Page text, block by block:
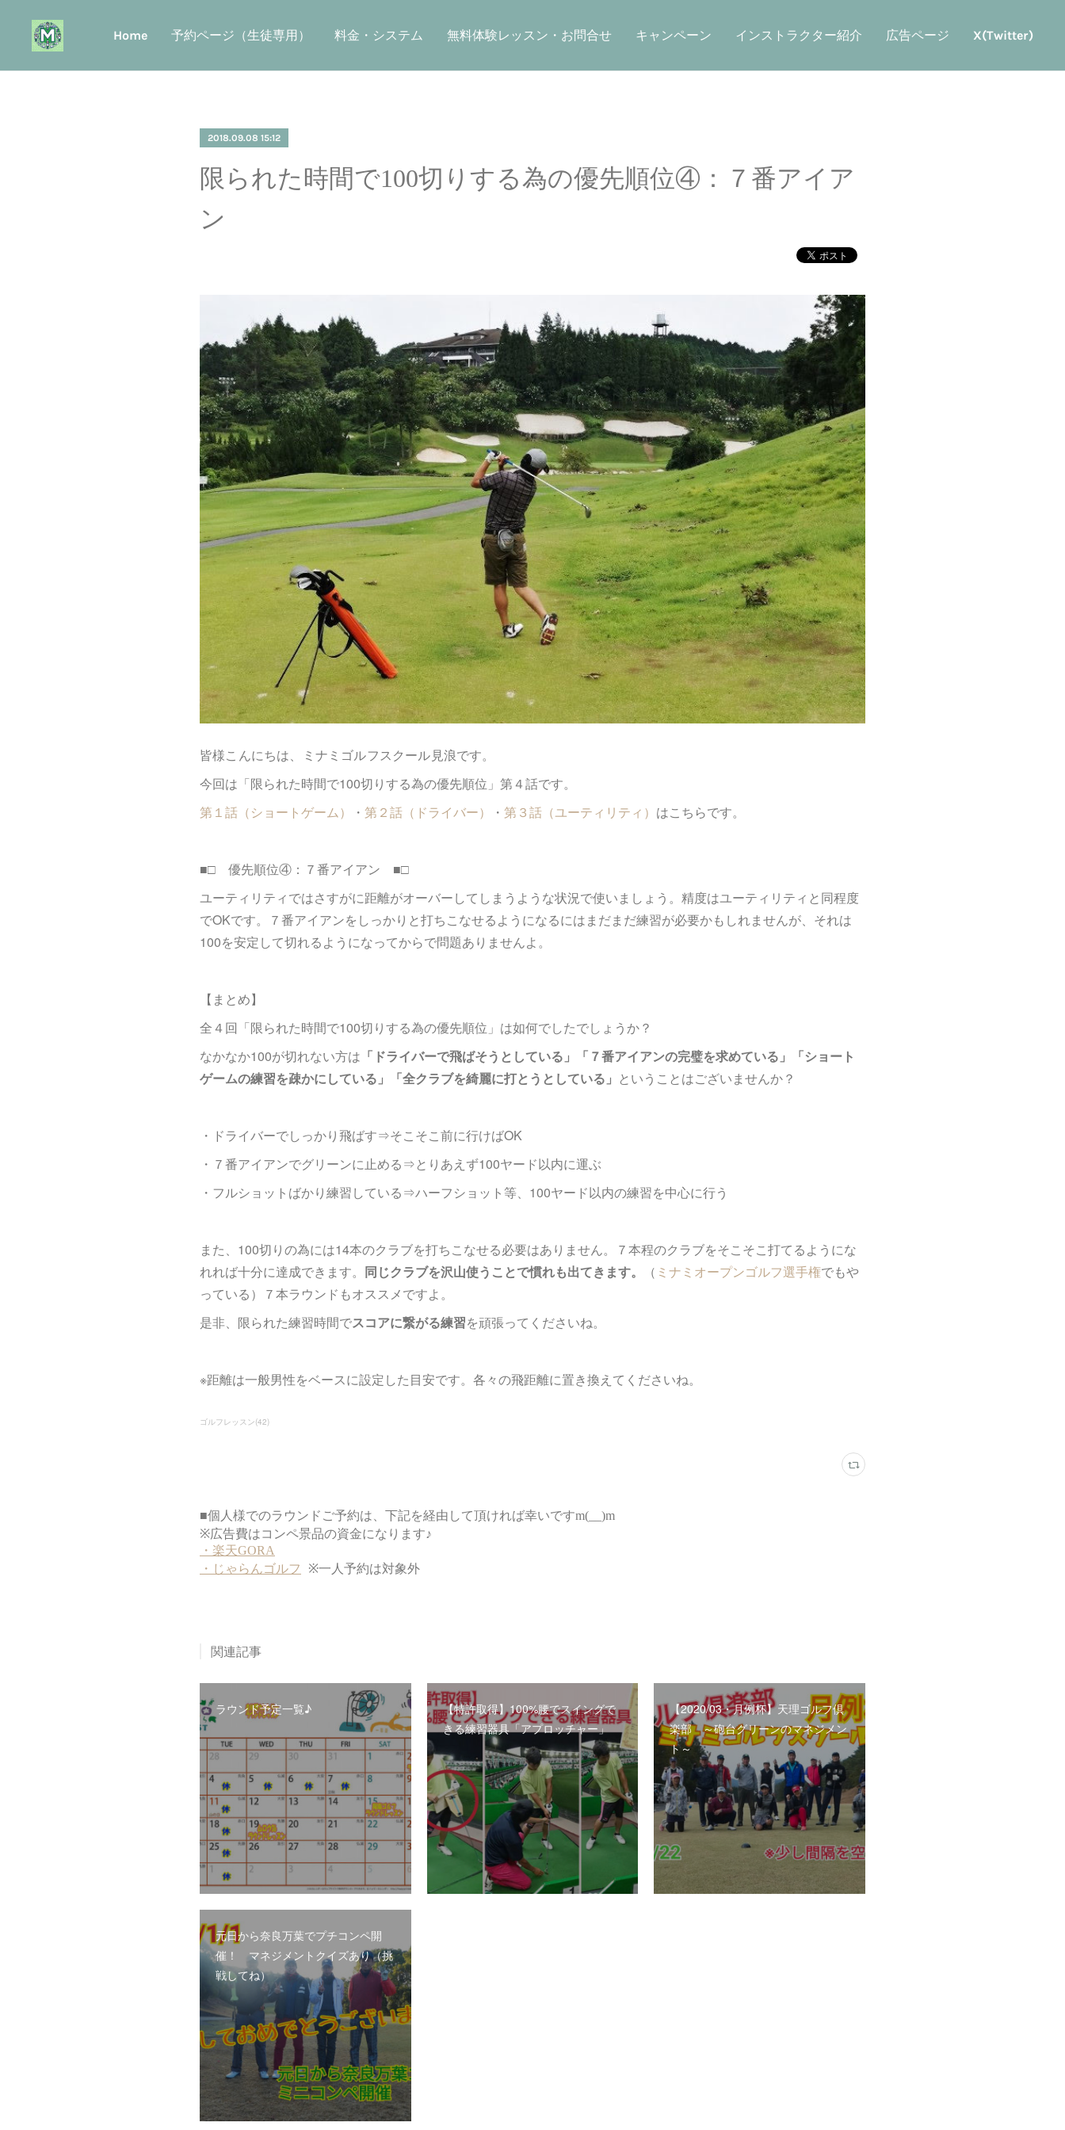
Home 予約ページ（生徒専用） 料金・システム 無料体験レッスン・お問合せ キャンペーン インストラクター紹介 広告ページ X(Twitter)
2018.09.08 15:12
限られた時間で100切りする為の優先順位④：７番アイア
ン
皆様こんにちは、ミナミゴルフスクール見浪です。
今回は「限られた時間で100切りする為の優先順位」第４話です。
第１話（ショートゲーム）
・ 第２話（ドライバー） ・ 第３話（ユーティリティ） はこちらです。
■□ 優先順位④：７番アイアン ■□
ユーティリティではさすがに距離がオーバーしてしまうような状況で使いましょう。精度はユーティリティと同程度
でOKです。７番アイアンをしっかりと打ちこなせるようになるにはまだまだ練習が必要かもしれませんが、それは
100を安定して切れるようになってからで問題ありませんよ。
【まとめ】
全４回「限られた時間で100切りする為の優先順位」は如何でしたでしょうか？
なかなか100が切れない方は 「ドライバーで飛ばそうとしている」「７番アイアンの完璧を求めている」「ショート
ゲームの練習を疎かにしている」「全クラブを綺麗に打とうとしている」 ということはございませんか？
・ドライバーでしっかり飛ばす⇒そこそこ前に行けばOK
・７番アイアンでグリーンに止める⇒とりあえず100ヤード以内に運ぶ
・フルショットばかり練習している⇒ハーフショット等、100ヤード以内の練習を中心に行う
また、100切りの為には14本のクラブを打ちこなせる必要はありません。７本程のクラブをそこそこ打てるようにな
れれば十分に達成できます。 同じクラブを沢山使うことで慣れも出てきます。 （ ミナミオープンゴルフ選手権でもや
っている）７本ラウンドもオススメですよ。
是非、限られた練習時間でスコアに繋がる練習を頑張ってくださいね。
※距離は一般男性をベースに設定した目安です。各々の飛距離に置き換えてくださいね。
ゴルフレッスン(42)
関連記事
ラウンド予定一覧♪
【特許取得】100%腰でスイングで
きる練習器具「アプロッチャー」
【2020/03・月例杯】天理ゴルフ倶
楽部 ～砲台グリーンのマネジメン
ト～
元日から奈良万葉でプチコンペ開
催！ マネジメントクイズあり（挑
戦してね）